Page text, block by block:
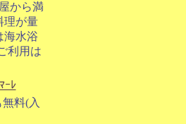
から満
理が量
海水浴
利用は
ｰﾚ
料(入